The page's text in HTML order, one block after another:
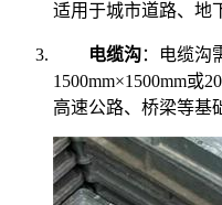
适用于城市道路、地
电缆沟：电缆沟
1500mm×1500mm或
高速公路、桥梁等基